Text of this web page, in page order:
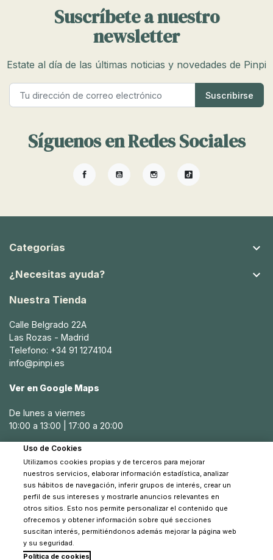
Suscríbete a nuestro
newsletter
Estate al día de las últimas noticias y novedades de Pinpi
Síguenos en Redes Sociales
FacebookYouTubeInstagramTikTok
Categorías 
¿Necesitas ayuda? 
Nuestra Tienda
Calle Belgrado 22A
Las Rozas - Madrid
Telefono: +34 91 1274104
info@pinpi.es
Ver en Google Maps
De lunes a viernes
10:00 a 13:00 | 17:00 a 20:00
Sábados
10:30 a 14:00
Uso de Cookies
Utilizamos cookies propias y de terceros para mejorar
nuestros servicios, elaborar información estadística, analizar
sus hábitos de navegación, inferir grupos de interés, crear un
perfil de sus intereses y mostrarle anuncios relevantes en
otros sitios. Esto nos permite personalizar el contenido que
ofrecemos y obtener información sobre qué secciones
suscitan interés, permitiéndonos además mejorar la página web
y su seguridad.
Política de cookies